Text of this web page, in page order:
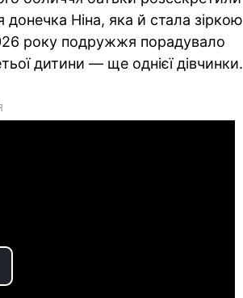
донечка Ніна, яка й стала зіркою
року подружжя порадувало
дитини — ще однієї дівчинки.